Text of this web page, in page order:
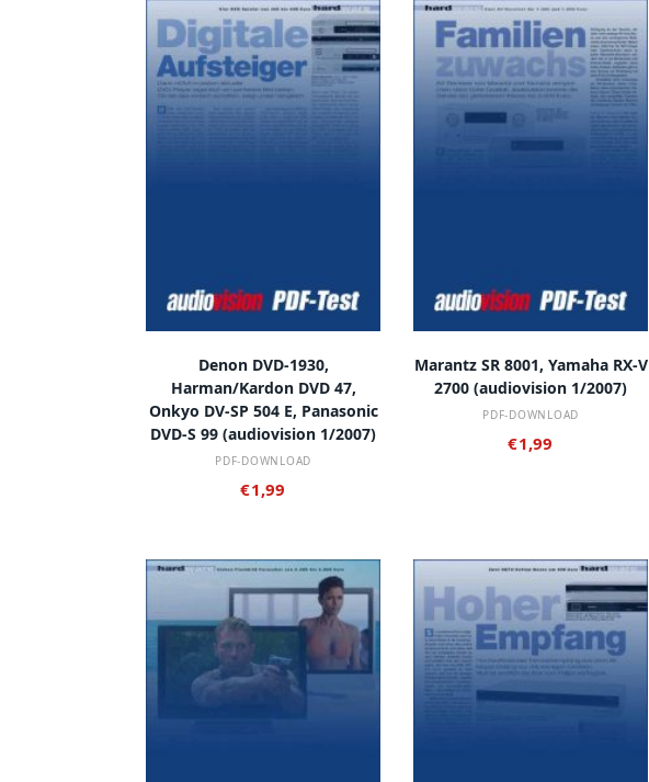
Denon DVD-1930,
Harman/Kardon DVD 47,
Onkyo DV-SP 504 E, Panasonic
DVD-S 99 (audiovision 1/2007)
PDF-DOWNLOAD
€1,99
Marantz SR 8001, Yamaha RX-V
2700 (audiovision 1/2007)
PDF-DOWNLOAD
€1,99